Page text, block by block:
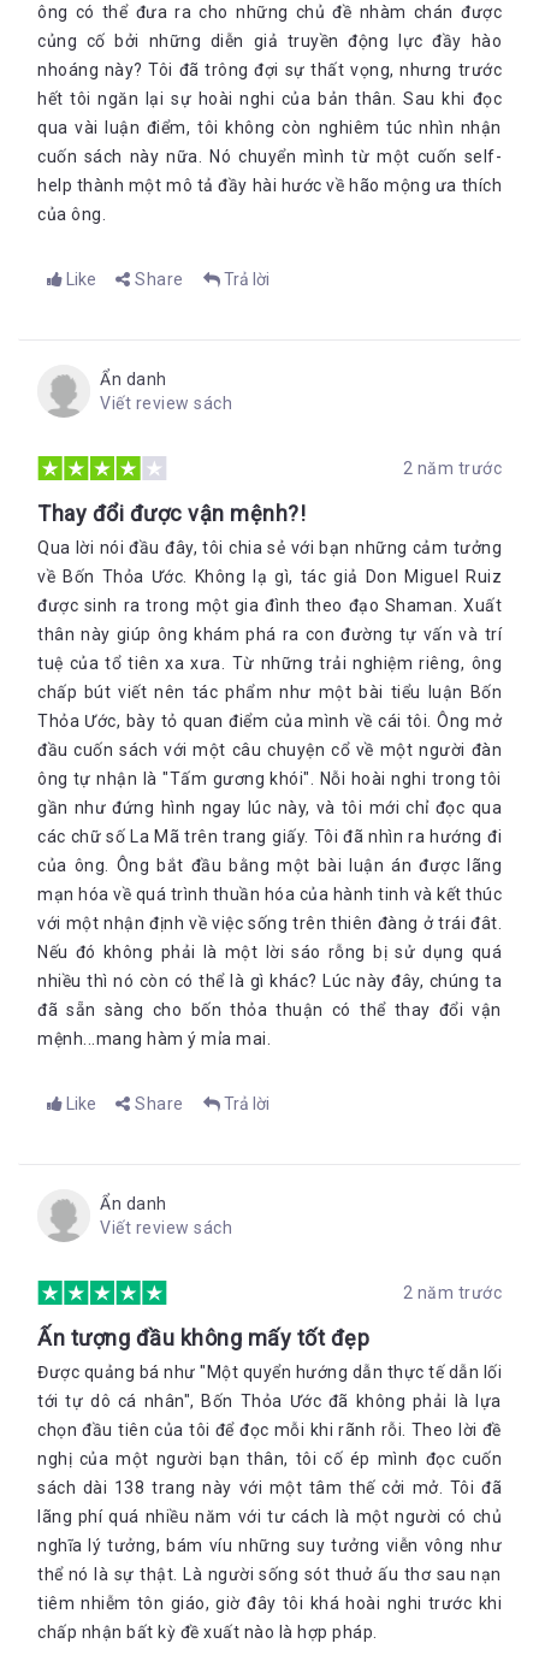
ông có thể đưa ra cho những chủ đề nhàm chán được
củng cố bởi những diễn giả truyền động lực đầy hào
nhoáng này? Tôi đã trông đợi sự thất vọng, nhưng trước
hết tôi ngăn lại sự hoài nghi của bản thân. Sau khi đọc
qua vài luận điểm, tôi không còn nghiêm túc nhìn nhận
cuốn sách này nữa. Nó chuyển mình từ một cuốn self-
help thành một mô tả đầy hài hước về hão mộng ưa thích
của ông.
Like Share Trả lời
Ẩn danh
Viết review sách
2 năm trước
Thay đổi được vận mệnh?!
Qua lời nói đầu đây, tôi chia sẻ với bạn những cảm tưởng
về Bốn Thỏa Ước. Không lạ gì, tác giả Don Miguel Ruiz
được sinh ra trong một gia đình theo đạo Shaman. Xuất
thân này giúp ông khám phá ra con đường tự vấn và trí
tuệ của tổ tiên xa xưa. Từ những trải nghiệm riêng, ông
chấp bút viết nên tác phẩm như một bài tiểu luận Bốn
Thỏa Ước, bày tỏ quan điểm của mình về cái tôi. Ông mở
đầu cuốn sách với một câu chuyện cổ về một người đàn
ông tự nhận là "Tấm gương khói". Nỗi hoài nghi trong tôi
gần như đứng hình ngay lúc này, và tôi mới chỉ đọc qua
các chữ số La Mã trên trang giấy. Tôi đã nhìn ra hướng đi
của ông. Ông bắt đầu bằng một bài luận án được lãng
mạn hóa về quá trình thuần hóa của hành tinh và kết thúc
với một nhận định về việc sống trên thiên đàng ở trái đât.
Nếu đó không phải là một lời sáo rỗng bị sử dụng quá
nhiều thì nó còn có thể là gì khác? Lúc này đây, chúng ta
đã sẵn sàng cho bốn thỏa thuận có thể thay đổi vận
mệnh...mang hàm ý mỉa mai.
Like Share Trả lời
Ẩn danh
Viết review sách
2 năm trước
Ấn tượng đầu không mấy tốt đẹp
Được quảng bá như "Một quyển hướng dẫn thực tế dẫn lối
tới tự dô cá nhân", Bốn Thỏa Ước đã không phải là lựa
chọn đầu tiên của tôi để đọc mỗi khi rãnh rỗi. Theo lời đề
nghị của một người bạn thân, tôi cố ép mình đọc cuốn
sách dài 138 trang này với một tâm thế cởi mở. Tôi đã
lãng phí quá nhiều năm với tư cách là một người có chủ
nghĩa lý tưởng, bám víu những suy tưởng viễn vông như
thể nó là sự thật. Là người sống sót thuở ấu thơ sau nạn
tiêm nhiễm tôn giáo, giờ đây tôi khá hoài nghi trước khi
chấp nhận bất kỳ đề xuất nào là hợp pháp.